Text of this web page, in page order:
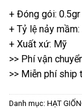
+ Đóng gói: 0.5gr
+ Tỷ lệ nảy mầm:
+ Xuất xứ: Mỹ
>> Phí vận
>> Miễn phí ship
Danh mục: HẠT